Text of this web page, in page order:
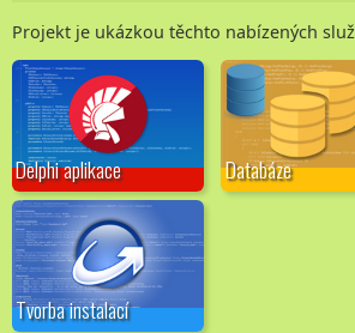
Projekt je ukázkou těchto nabízených
Delphi aplikace Databáze
Tvorba instalací